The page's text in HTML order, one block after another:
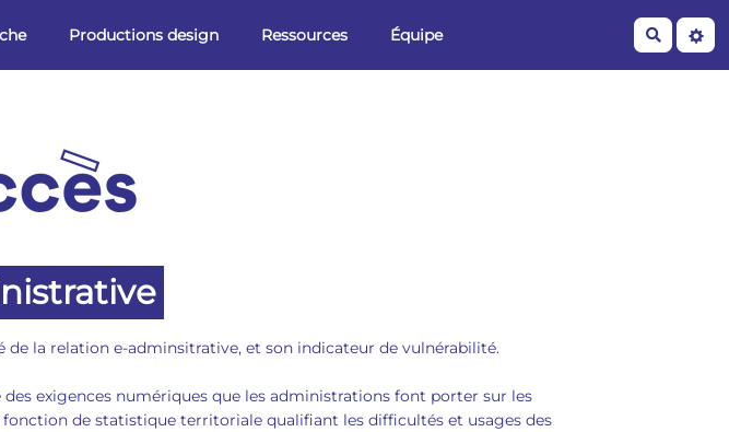
Productions design Ressources Équipe
la relation e-adminsitrative, et son indicateur de vulnérabilité.
exigences numériques que les administrations font porter sur les
de statistique territoriale qualifiant les difficultés et usages des